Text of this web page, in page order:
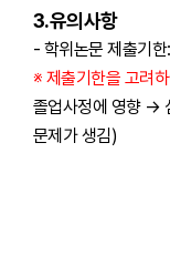
3.유의사항
- 학위논문 제출기
※ 제출기한을 고려
졸업사정에 영향 →
문제가 생김)